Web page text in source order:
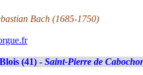
Bach (1685-1750)
Blois (41) - Saint-Pierre de